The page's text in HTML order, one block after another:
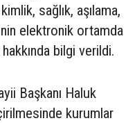
sağlık, aşılama,
elektronik ortamda
bilgi verildi.
Başkanı Haluk
kurumlar